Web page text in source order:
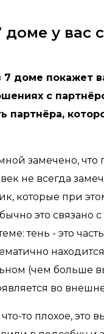
доме у вас
7 доме покажет
с
партнёра,
замечено, что
не всегда
которые при
это связано
тень - это
(чем больше
во
то плохое, это